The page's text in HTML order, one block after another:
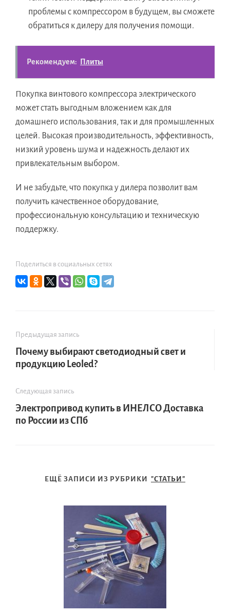
проблемы с компрессором в будущем, вы сможете
обратиться к дилеру для получения помощи.
Рекомендуем: Плиты
Покупка винтового компрессора электрического
может стать выгодным вложением как для
домашнего использования, так и для промышленных
целей. Высокая производительность, эффективность,
низкий уровень шума и надежность делают их
привлекательным выбором.
И не забудьте, что покупка у дилера позволит вам
получить качественное оборудование,
профессиональную консультацию и техническую
поддержку.
Поделиться в социальных сетях
Предыдущая запись
Почему выбирают светодиодный свет и
продукцию Leoled?
Следующая запись
Электропривод купить в ИНЕЛСО Доставка
по России из СПб
ЕЩЁ ЗАПИСИ ИЗ РУБРИКИ "СТАТЬИ"